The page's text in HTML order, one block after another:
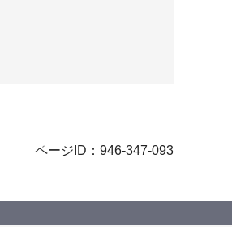
ページID：946-347-093